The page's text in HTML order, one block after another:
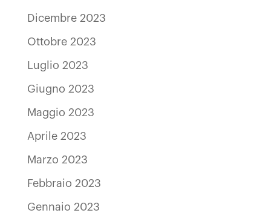
Dicembre 2023
Ottobre 2023
Luglio 2023
Giugno 2023
Maggio 2023
Aprile 2023
Marzo 2023
Febbraio 2023
Gennaio 2023